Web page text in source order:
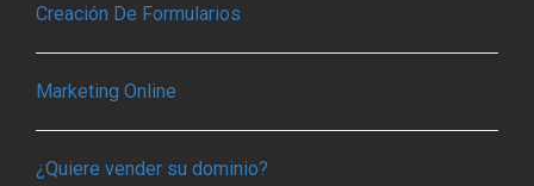
Creación De Formularios
Marketing Online
¿Quiere vender su dominio?